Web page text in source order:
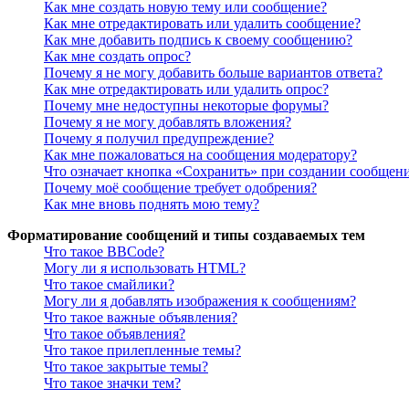
Как мне создать новую тему или сообщение?
Как мне отредактировать или удалить сообщение?
Как мне добавить подпись к своему сообщению?
Как мне создать опрос?
Почему я не могу добавить больше вариантов ответа?
Как мне отредактировать или удалить опрос?
Почему мне недоступны некоторые форумы?
Почему я не могу добавлять вложения?
Почему я получил предупреждение?
Как мне пожаловаться на сообщения модератору?
Что означает кнопка «Сохранить» при создании
Почему моё сообщение требует одобрения?
Как мне вновь поднять мою тему?
Форматирование сообщений и типы создаваемых тем
Что такое BBCode?
Могу ли я использовать HTML?
Что такое смайлики?
Могу ли я добавлять изображения к сообщениям?
Что такое важные объявления?
Что такое объявления?
Что такое прилепленные темы?
Что такое закрытые темы?
Что такое значки тем?